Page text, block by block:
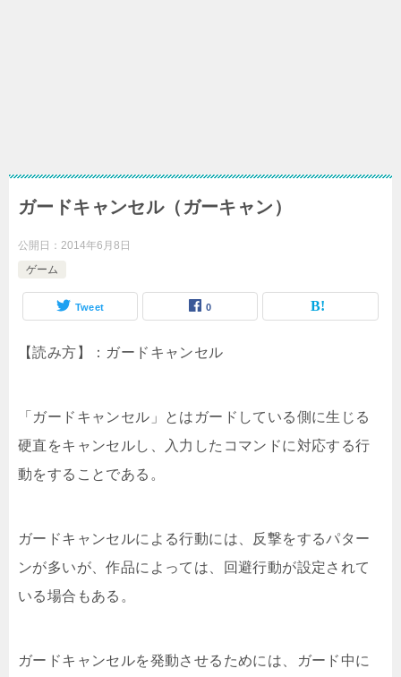
ガードキャンセル（ガーキャン）
公開日： 2014年6月8日
ゲーム
Tweet 0
【読み方】：ガードキャンセル
「ガードキャンセル」とはガードしている側に生じる
硬直をキャンセルし、入力したコマンドに対応する行
動をすることである。
ガードキャンセルによる行動には、反撃をするパター
ンが多いが、作品によっては、回避行動が設定されて
いる場合もある。
ガードキャンセルを発動させるためには、ガード中に